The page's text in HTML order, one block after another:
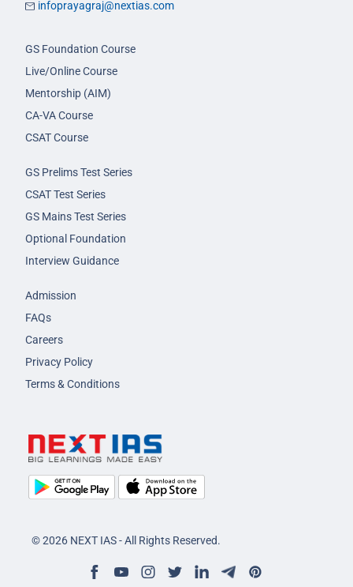
infoprayagraj@nextias.com
GS Foundation Course
Live/Online Course
Mentorship (AIM)
CA-VA Course
CSAT Course
GS Prelims Test Series
CSAT Test Series
GS Mains Test Series
Optional Foundation
Interview Guidance
Admission
FAQs
Careers
Privacy Policy
Terms & Conditions
© 2026 NEXT IAS - All Rights Reserved.